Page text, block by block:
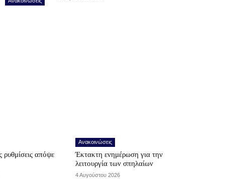
απόψε
Ανακοινώσεις
Έκτακτη ενημέρωση για την
λειτουργία των σπηλαίων
4 Αυγούστου 2026